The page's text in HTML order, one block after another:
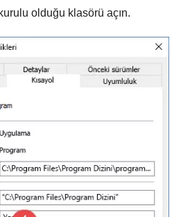
olduğu klasörü açın.